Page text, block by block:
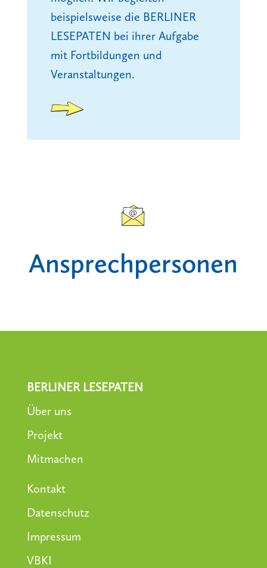
beispielsweise die BERLINER
LESEPATEN bei ihrer Aufgabe
mit Fortbildungen und
Veranstaltungen.
Ansprech­personen
BERLINER LESEPATEN
Über uns
Projekt
Mitmachen
Kontakt
Datenschutz
Impressum
VBKI